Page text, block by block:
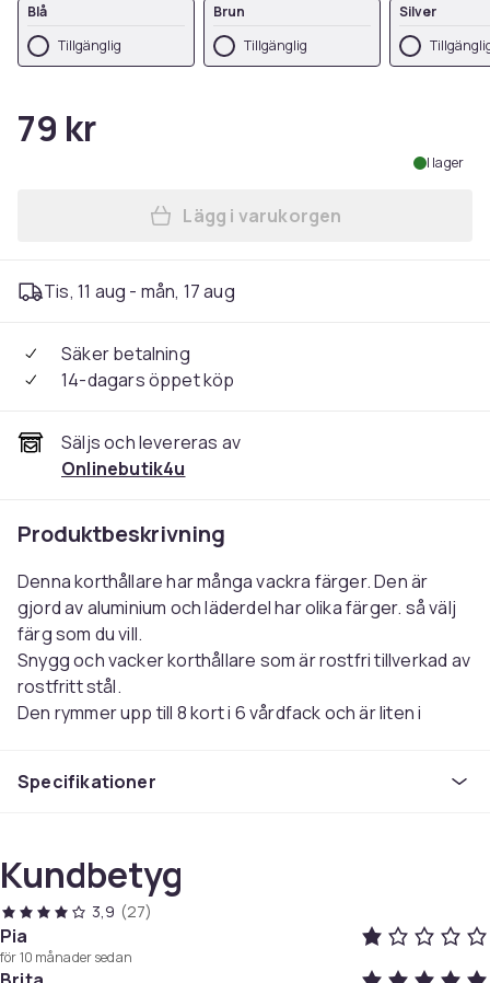
Blå
Tillgänglig
Brun
Tillgänglig
Silver
79 kr
I lager
Lägg till Rostfri -
Lägg i varukorgen
Tis, 11 aug - mån, 17 aug
Säker betalning
14-dagars öppet köp
Säljs och levereras av
Onlinebutik4u
Produktbeskrivning
Denna korthållare har många vackra färger.Den är
gjord av aluminium och läderdel har olika färger. så välj
färg som du vill.
Snygg och vacker korthållare som är rostfri tillverkad av
rostfritt stål.
Den rymmer upp till 8 kort i 6 vårdfack och är liten i
RFID-skydd hjälper till att skydda kort från stulna data.
Färg
Svart
Artikel.nr.
ec0ce2a6-ed82-47e8-9d82-abb1add60908
Specifikationer
Kundbetyg
3,9 (27)
Pia
för 10 månader sedan